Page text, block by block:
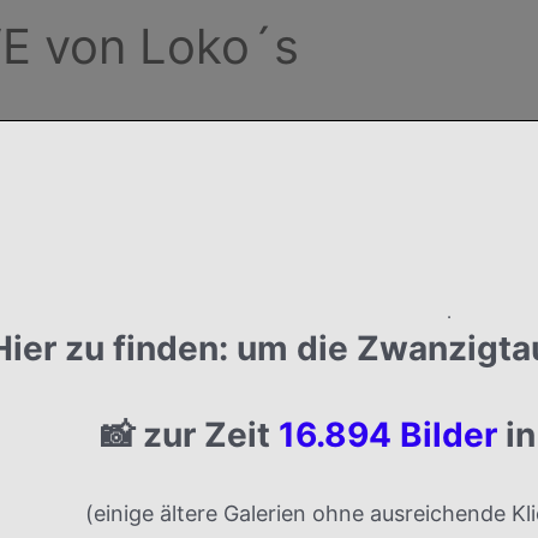
von Loko´s
.
zu finden: um die
📸 zur Zeit 16.894 Bilderin
(einige ältere Galerien ohne ausreichende